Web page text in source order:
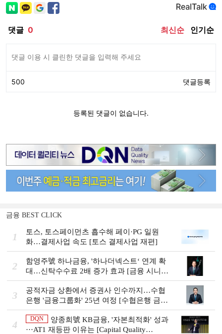
금융 BEST CLICK
1
토스, 토스페이먼츠 흡수해 페이·PG 일원
화…결제사업 속도 [토스 결제사업 재편]
2
함영주號 하나금융, '하나더넥스트‘ 연계 확
대…신탁수수료 2배 증가 효과 [금융 시니어
비즈니스 돋보기]
3
공적자금 상환에서 증권사 인수까지…수협
은행 '금융그룹화' 25년 여정 [수협은행 금융
그룹의 꿈①]
4
DQN
양종희號 KB금융, '자본최적화' 성과
···AT1 재등판 이유는 [Capital Quality